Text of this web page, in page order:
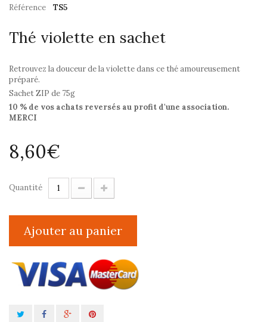
Référence TS5
Thé violette en sachet
Retrouvez la douceur de la violette dans ce thé amoureusement
préparé.
Sachet ZIP de 75g
10 % de vos achats reversés au profit d'une association.
MERCI
8,60€
Quantité
Ajouter au panier